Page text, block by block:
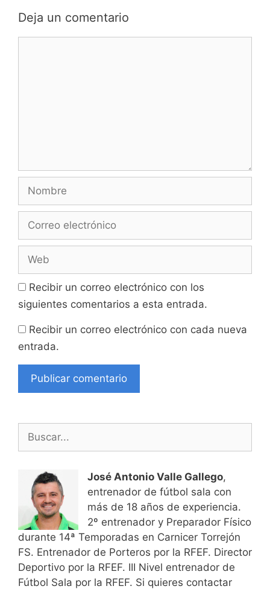
Deja un comentario
electrónico
Recibir un correo electrónico con los
siguientes comentarios a esta entrada.
Recibir un correo electrónico con cada nueva
entrada.
José Antonio Valle Gallego,
entrenador de fútbol sala con
más de 18 años de experiencia.
2º entrenador y Preparador Físico
durante 14ª Temporadas en Carnicer Torrejón
FS. Entrenador de Porteros por la RFEF. Director
Deportivo por la RFEF. III Nivel entrenador de
Fútbol Sala por la RFEF. Si quieres contactar